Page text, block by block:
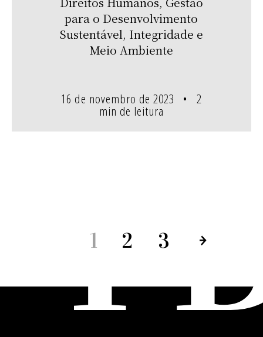
para o Desenvolvimento
Sustentável, Integridade e
Meio Ambiente
16 de novembro de 2023 2
min de leitura
1 2 3